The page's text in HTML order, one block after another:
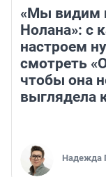
«Мы видим
Нолана»: с
настроем
смотреть
чтобы она
выглядела
Надежда